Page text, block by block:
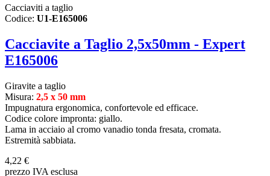
Cacciaviti a taglio
Codice: U1-E165006
Cacciavite a Taglio 2,5x50mm - Expert
E165006
Giravite a taglio
Misura: 2,5 x 50 mm
Impugnatura ergonomica, confortevole ed efficace.
Codice colore impronta: giallo.
Lama in acciaio al cromo vanadio tonda fresata, cromata.
Estremità sabbiata.
4,22 €
prezzo IVA esclusa